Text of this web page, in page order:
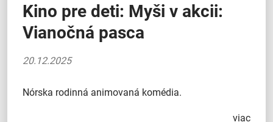
Kino pre deti: Myši v akcii:
Vianočná pasca
20.12.2025
Nórska rodinná animovaná komédia.
viac